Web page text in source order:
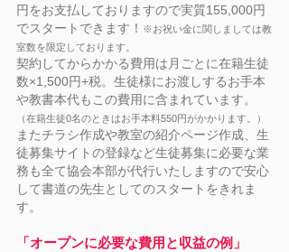
円をお支払しておりますので実質155,000円
でスタートできます！ ※お祝い金に関しましては教
室数を限定しております。
契約してからかかる費用は月ごとに在籍生徒
数×1,500円+税。生徒様にお渡しするお手本
や教書本代もこの費用に含まれています。
（在籍生徒0名のときはお手本料550円がかかります。）
またチラシ作成や教室の紹介ページ作成、生
徒募集サイトの登録など生徒募集に必要な業
務も全て協会本部が代行いたしますので安心
して書道の先生としてのスタートをきれま
す。
「オープンに必要な費用と収益の例」